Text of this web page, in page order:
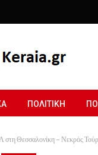
ΠΟΛΙΤΙΚΗ
Θεσσαλονίκη – Νεκρός